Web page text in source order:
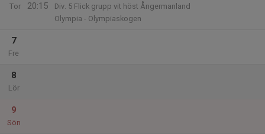
Tor
20:15
Div. 5 Flick grupp vit höst Ångermanland
Olympia - Olympiaskogen
7
Fre
8
Lör
9
Sön